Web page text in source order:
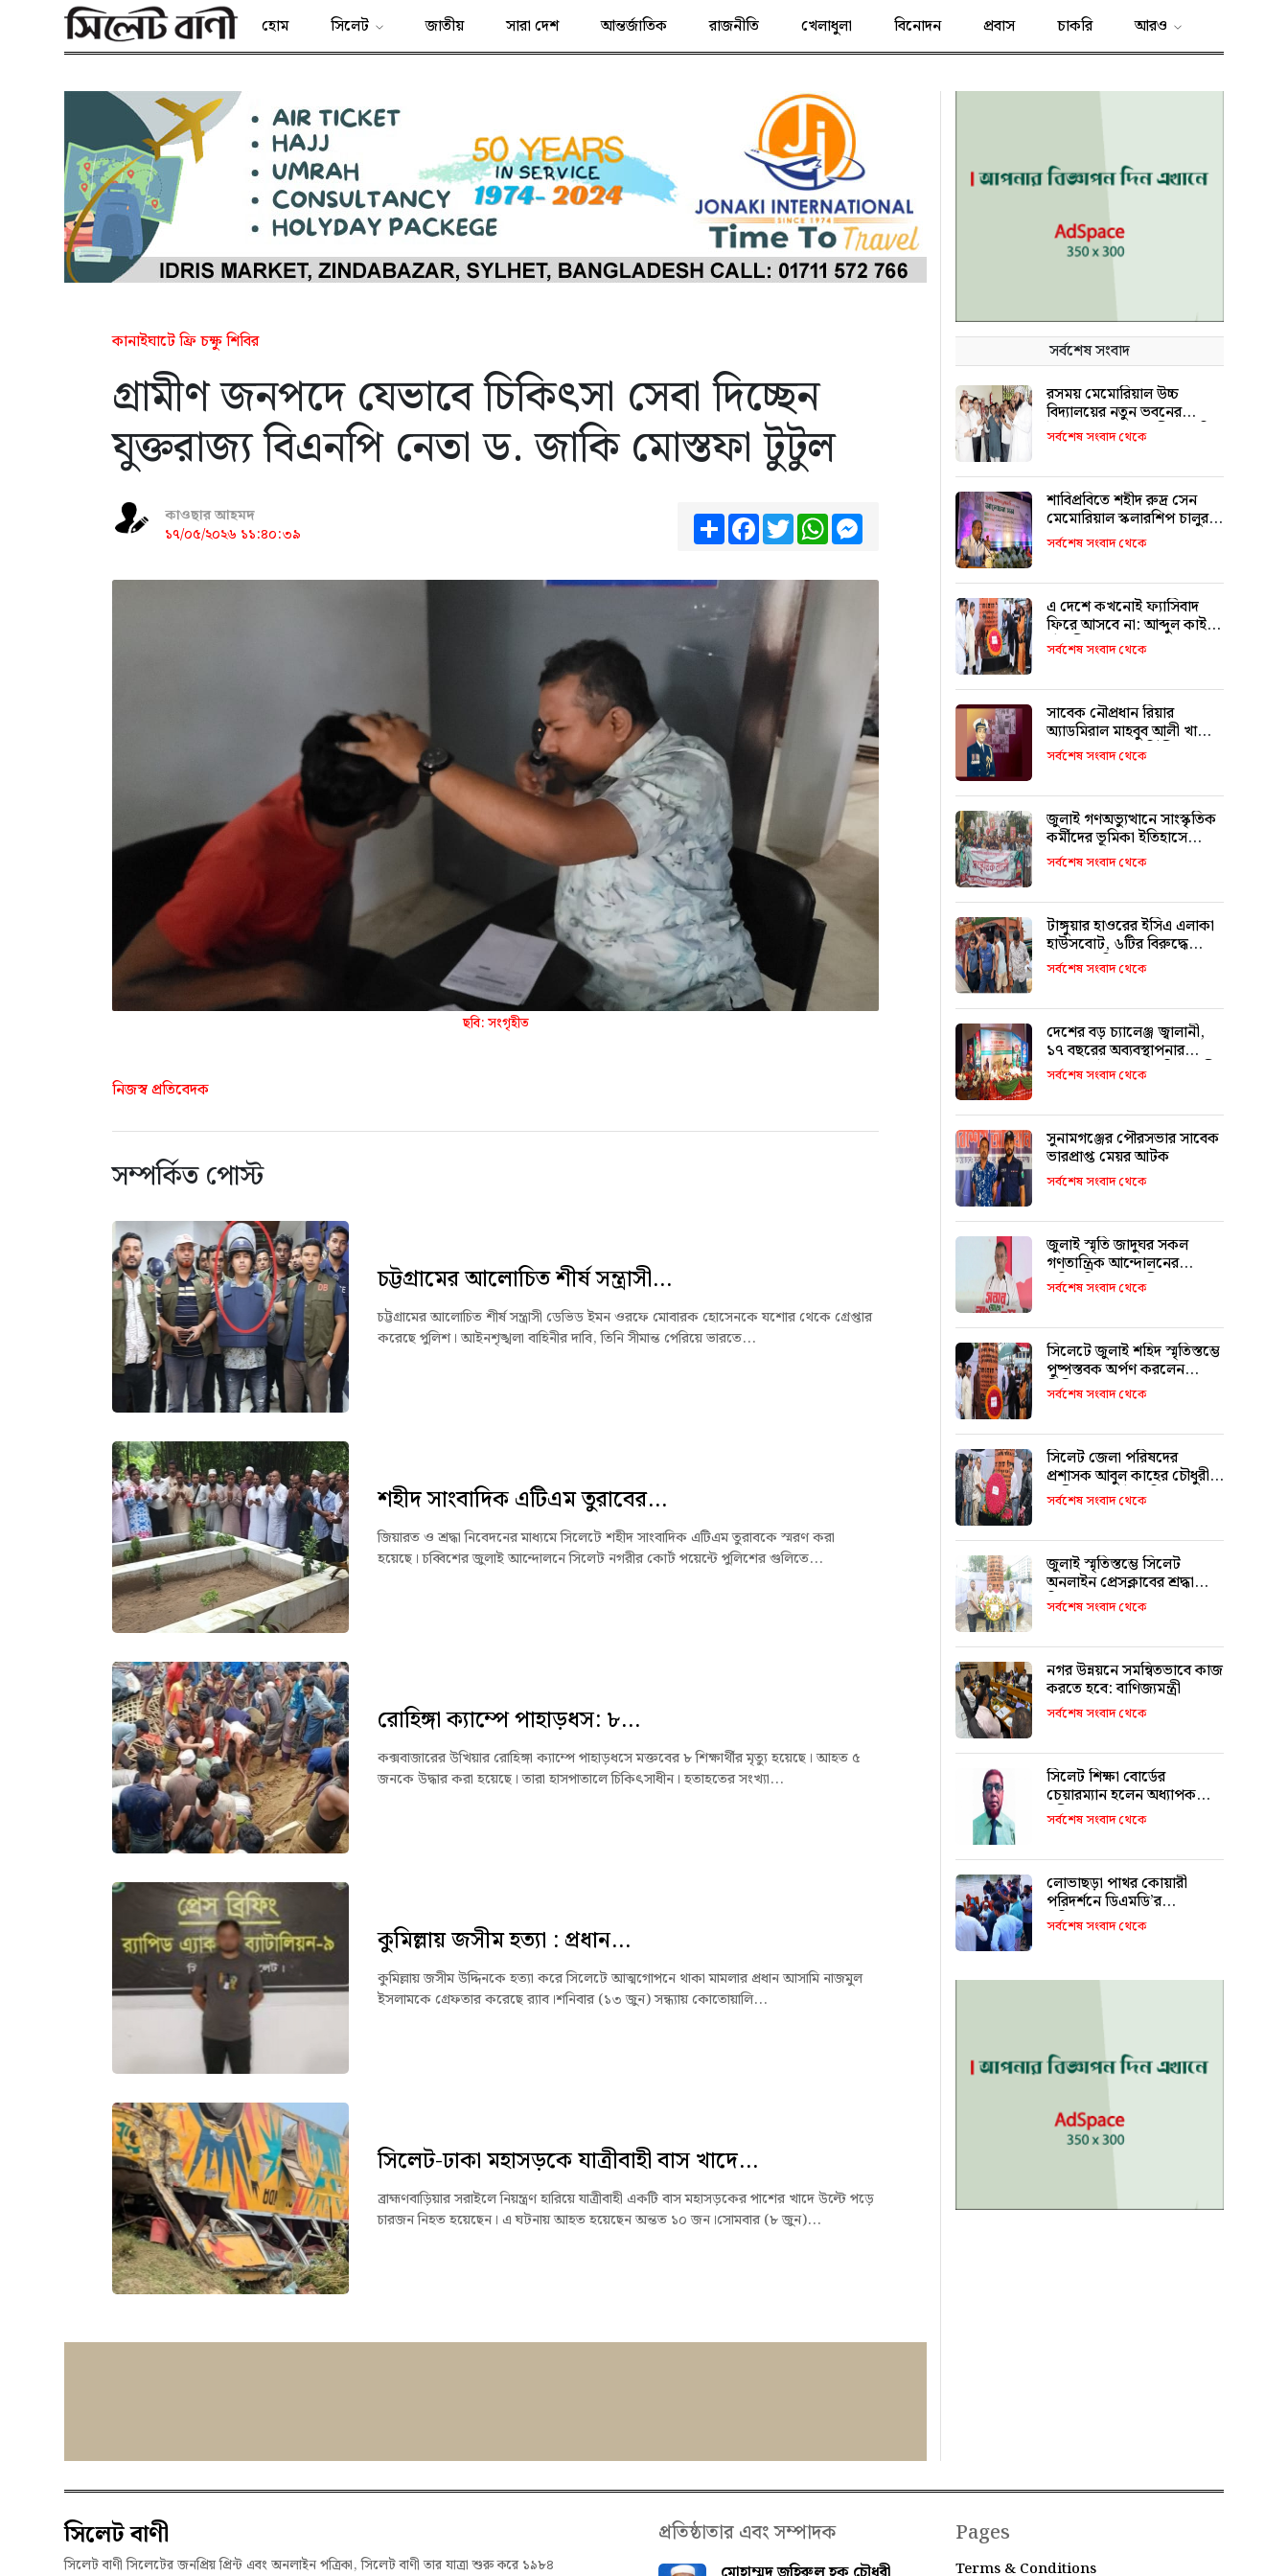
হোম সিলেট জাতীয় সারা দেশ আন্তর্জাতিক রাজনীতি খেলাধুলা বিনোদন প্রবাস চাকরি আরও
কানাইঘাটে ফ্রি চক্ষু শিবির
গ্রামীণ জনপদে যেভাবে চিকিৎসা সেবা দিচ্ছেন
যুক্তরাজ্য বিএনপি নেতা ড. জাকি মোস্তফা টুটুল
কাওছার আহমদ
১৭/০৫/২০২৬ ১১:৪০:৩৯
ShareFacebook
TwitterWhatsApp
ছবি: সংগৃহীত
নিজস্ব প্রতিবেদক
সম্পর্কিত পোস্ট
চট্টগ্রামের আলোচিত শীর্ষ সন্ত্রাসী...
চট্টগ্রামের আলোচিত শীর্ষ সন্ত্রাসী ডেভিড ইমন ওরফে মোবারক হোসেনকে যশোর থেকে গ্রেপ্তার
করেছে পুলিশ। আইনশৃঙ্খলা বাহিনীর দাবি, তিনি সীমান্ত পেরিয়ে ভারতে...
শহীদ সাংবাদিক এটিএম তুরাবের...
জিয়ারত ও শ্রদ্ধা নিবেদনের মাধ্যমে সিলেটে শহীদ সাংবাদিক এটিএম তুরাবকে স্মরণ করা
হয়েছে। চব্বিশের জুলাই আন্দোলনে সিলেট নগরীর কোর্ট পয়েন্টে পুলিশের গুলিতে...
রোহিঙ্গা ক্যাম্পে পাহাড়ধস: ৮...
কক্সবাজারের উখিয়ার রোহিঙ্গা ক্যাম্পে পাহাড়ধসে মক্তবের ৮ শিক্ষার্থীর মৃত্যু হয়েছে। আহত ৫
জনকে উদ্ধার করা হয়েছে। তারা হাসপাতালে চিকিৎসাধীন। হতাহতের সংখ্যা...
কুমিল্লায় জসীম হত্যা : প্রধান...
কুমিল্লায় জসীম উদ্দিনকে হত্যা করে সিলেটে আত্মগোপনে থাকা মামলার প্রধান আসামি নাজমুল
ইসলামকে গ্রেফতার করেছে র‌্যাব।শনিবার (১৩ জুন) সন্ধ্যায় কোতোয়ালি...
সিলেট-ঢাকা মহাসড়কে যাত্রীবাহী বাস খাদে...
ব্রাহ্মণবাড়িয়ার সরাইলে নিয়ন্ত্রণ হারিয়ে যাত্রীবাহী একটি বাস মহাসড়কের পাশের খাদে উল্টে পড়ে
চারজন নিহত হয়েছেন। এ ঘটনায় আহত হয়েছেন অন্তত ১০ জন।সোমবার (৮ জুন)...
সর্বশেষ সংবাদ
রসময় মেমোরিয়াল উচ্চ
বিদ্যালয়ের নতুন ভবনের
উদ্বোধন করলেন মন্ত্রী মুক্তাদির
সর্বশেষ সংবাদ থেকে
শাবিপ্রবিতে শহীদ রুদ্র সেন
মেমোরিয়াল স্কলারশিপ চালুর
ঘোষণা
সর্বশেষ সংবাদ থেকে
এ দেশে কখনোই ফ্যাসিবাদ
ফিরে আসবে না: আব্দুল কাইয়ুম
চৌধুরী
সর্বশেষ সংবাদ থেকে
সাবেক নৌপ্রধান রিয়ার
অ্যাডমিরাল মাহবুব আলী খানের
৪২তম শাহাদাৎ বার্ষিকী
বৃহস্পতিবার
সর্বশেষ সংবাদ থেকে
জুলাই গণঅভ্যুত্থানে সাংস্কৃতিক
কর্মীদের ভূমিকা ইতিহাসে
স্বর্ণাক্ষরে লেখা থাকবে :
মিফতাহ্ সিদ্দিকী
সর্বশেষ সংবাদ থেকে
টাঙ্গুয়ার হাওরের ইসিএ এলাকা
হাউসবোট, ৬টির বিরুদ্ধে
মামলা–জরিমানা
সর্বশেষ সংবাদ থেকে
দেশের বড় চ্যালেঞ্জ জ্বালানী,
১৭ বছরের অব্যবস্থাপনার
কারণে এই অবস্থা: বাণিজ্যমন্ত্রী
সর্বশেষ সংবাদ থেকে
সুনামগঞ্জের পৌরসভার সাবেক
ভারপ্রাপ্ত মেয়র আটক
সর্বশেষ সংবাদ থেকে
জুলাই স্মৃতি জাদুঘর সকল
গণতান্ত্রিক আন্দোলনের
প্রতিচ্ছবি: প্রধানমন্ত্রী
সর্বশেষ সংবাদ থেকে
সিলেটে জুলাই শহিদ স্মৃতিস্তম্ভে
পুষ্পস্তবক অর্পণ করলেন
সিসিক প্রশাসক
সর্বশেষ সংবাদ থেকে
সিলেট জেলা পরিষদের
প্রশাসক আবুল কাহের চৌধুরী
শামীমের জুলাই স্মৃতি স্তম্ভে
শ্রদ্ধা নিবেদন
সর্বশেষ সংবাদ থেকে
জুলাই স্মৃতিস্তম্ভে সিলেট
অনলাইন প্রেসক্লাবের শ্রদ্ধা
নিবেদন
সর্বশেষ সংবাদ থেকে
নগর উন্নয়নে সমন্বিতভাবে কাজ
করতে হবে: বাণিজ্যমন্ত্রী
সর্বশেষ সংবাদ থেকে
সিলেট শিক্ষা বোর্ডের
চেয়ারম্যান হলেন অধ্যাপক
শহীদুল আলম
সর্বশেষ সংবাদ থেকে
লোভাছড়া পাথর কোয়ারী
পরিদর্শনে ডিএমডি’র
পরিচালক!
সর্বশেষ সংবাদ থেকে
সিলেট বাণী
সিলেট বাণী সিলেটের জনপ্রিয় প্রিন্ট এবং অনলাইন পত্রিকা, সিলেট বাণী তার যাত্রা শুরু করে ১৯৮৪
প্রতিষ্ঠাতার এবং সম্পাদক Pages
Terms & Conditions